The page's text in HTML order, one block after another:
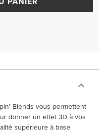
Blends vous permettent
donner un effet 3D à vos
supérieure à base